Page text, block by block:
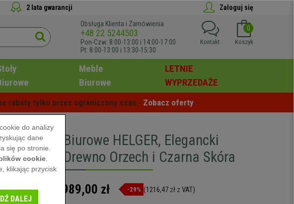
2 lata gwarancji Zaloguj się
Obsługa Klienta i Zamówienia
+48 22 5244503
Pon-Czw: 8:00-13:00 i 14:00-17:00
Pt: 8:00-13:00 i 13:30-15:30
0
Koszyk
Kontakt
Meble
Biurowe
LETNIE
WYPRZEDAŻE
rabaty tylko przez ograniczony czas - Zobacz oferty -
Krzesło Biurowe HELGER, Elegancki
Design, Drewno Orzech i Czarna Skóra
1.389,00 zł 989,00 zł -29% (1216,47 zł z VAT)
do analizy
dane
się po stronie.
cookie
klikając przycisk
DALEJ